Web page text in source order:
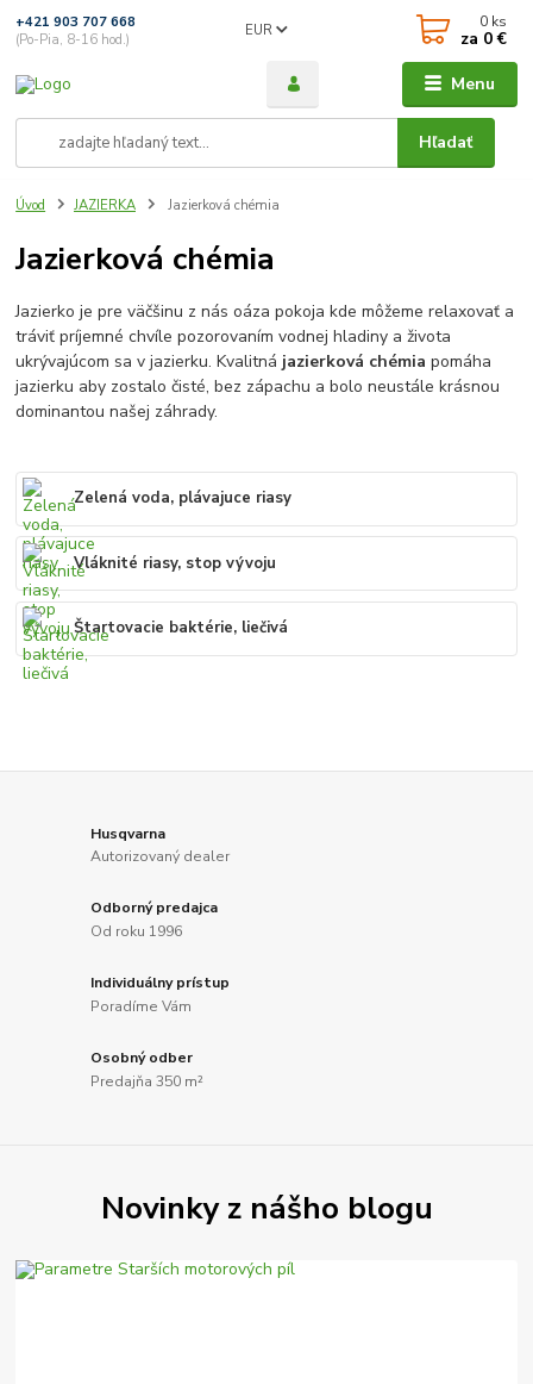
Menu
EUR
Hľadať
+421 903 707 668
(Po-Pia, 8-16 hod.)
0 ks
za 0 €
Úvod JAZIERKA Jazierková chémia
Jazierková chémia
Jazierko je pre väčšinu z nás oáza pokoja kde môžeme relaxovať a
tráviť príjemné chvíle pozorovaním vodnej hladiny a života
ukrývajúcom sa v jazierku. Kvalitná jazierková chémia pomáha
jazierku aby zostalo čisté, bez zápachu a bolo neustále krásnou
dominantou našej záhrady.
Zelená voda, plávajuce riasy
Vláknité riasy, stop vývoju
Štartovacie baktérie, liečivá
Husqvarna
Autorizovaný dealer
Odborný predajca
Od roku 1996
Individuálny prístup
Poradíme Vám
Osobný odber
Predajňa 350 m²
Novinky z nášho blogu